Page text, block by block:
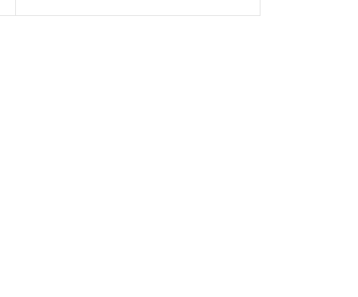
Pakiranje: PE boca s raspršivačem, 1 litra